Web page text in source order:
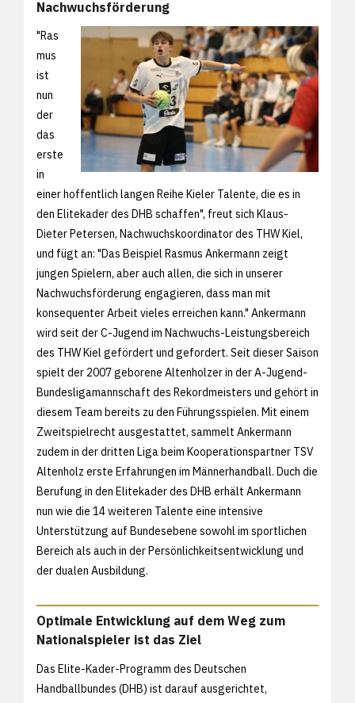
Nachwuchsförderung
"Ras
mus
ist
nun
der
das
erste
in
einer hoffentlich langen Reihe Kieler Talente, die es in
den Elitekader des DHB schaffen", freut sich Klaus-
Dieter Petersen, Nachwuchskoordinator des THW Kiel,
und fügt an: "Das Beispiel Rasmus Ankermann zeigt
jungen Spielern, aber auch allen, die sich in unserer
Nachwuchsförderung engagieren, dass man mit
konsequenter Arbeit vieles erreichen kann." Ankermann
wird seit der C-Jugend im Nachwuchs-Leistungsbereich
des THW Kiel gefördert und gefordert. Seit dieser Saison
spielt der 2007 geborene Altenholzer in der A-Jugend-
Bundesligamannschaft des Rekordmeisters und gehört in
diesem Team bereits zu den Führungsspielen. Mit einem
Zweitspielrecht ausgestattet, sammelt Ankermann
zudem in der dritten Liga beim Kooperationspartner TSV
Altenholz erste Erfahrungen im Männerhandball. Duch die
Berufung in den Elitekader des DHB erhält Ankermann
nun wie die 14 weiteren Talente eine intensive
Unterstützung auf Bundesebene sowohl im sportlichen
Bereich als auch in der Persönlichkeitsentwicklung und
der dualen Ausbildung.
Optimale Entwicklung auf dem Weg zum
Nationalspieler ist das Ziel
Das Elite-Kader-Programm des Deutschen
Handballbundes (DHB) ist darauf ausgerichtet,